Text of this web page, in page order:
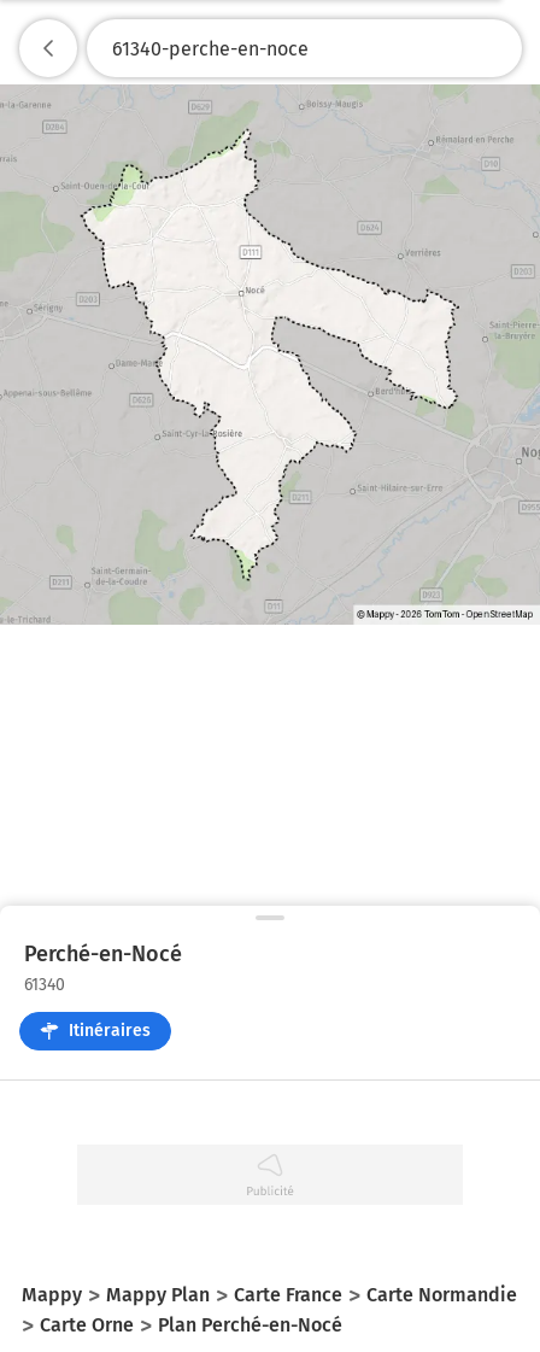
Perché-en-Nocé
61340
Itinéraires
Mappy Mappy Plan Carte France
Carte Normandie
Carte Orne
Plan Perché-en-Nocé